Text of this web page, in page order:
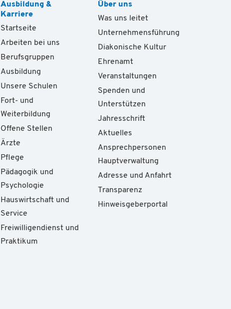
Ausbildung &
Karriere
Startseite
Arbeiten bei uns
Berufsgruppen
Ausbildung
Unsere Schulen
Fort- und
Weiterbildung
Offene Stellen
Ärzte
Pflege
Pädagogik und
Psychologie
Hauswirtschaft und
Service
Freiwilligendienst und
Praktikum
Über uns
Was uns leitet
Unternehmensführung
Diakonische Kultur
Ehrenamt
Veranstaltungen
Spenden und
Unterstützen
Jahresschrift
Aktuelles
Ansprechpersonen
Hauptverwaltung
Adresse und Anfahrt
Transparenz
Hinweisgeberportal